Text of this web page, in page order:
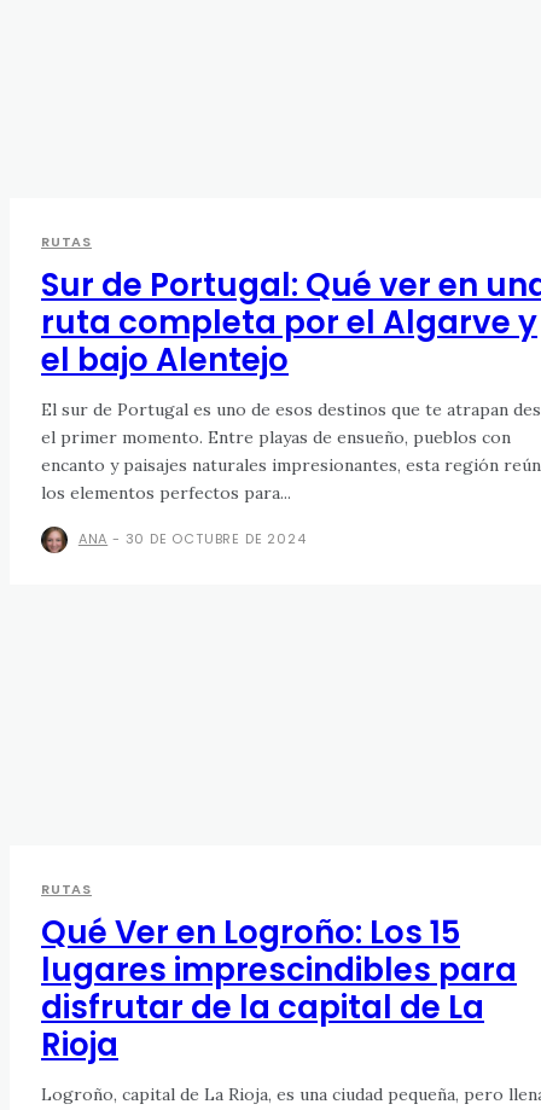
RUTAS
Sur de Portugal: Qué ver en
ruta completa por el Algarve y
el bajo Alentejo
El sur de Portugal es uno de esos destinos que te atrapan
el primer momento. Entre playas de ensueño, pueblos con
encanto y paisajes naturales impresionantes, esta región
los elementos perfectos para...
ANA - 30 DE OCTUBRE DE 2024
RUTAS
Qué Ver en Logroño: Los 15
lugares imprescindibles para
disfrutar de la capital de La
Rioja
Logroño, capital de La Rioja, es una ciudad pequeña, pero